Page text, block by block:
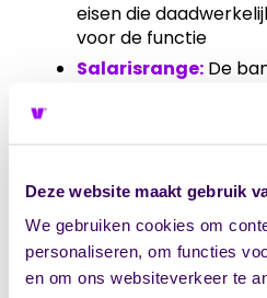
Deze website maakt gebruik
We gebruiken cookies om
personaliseren, om functies
en om ons websiteverkeer te
eisen die
voor de functie
Salarisrange: De
waarbinnen de
Bij het opstellen van
cruciaal om te focussen
vraagt, niet op wie de